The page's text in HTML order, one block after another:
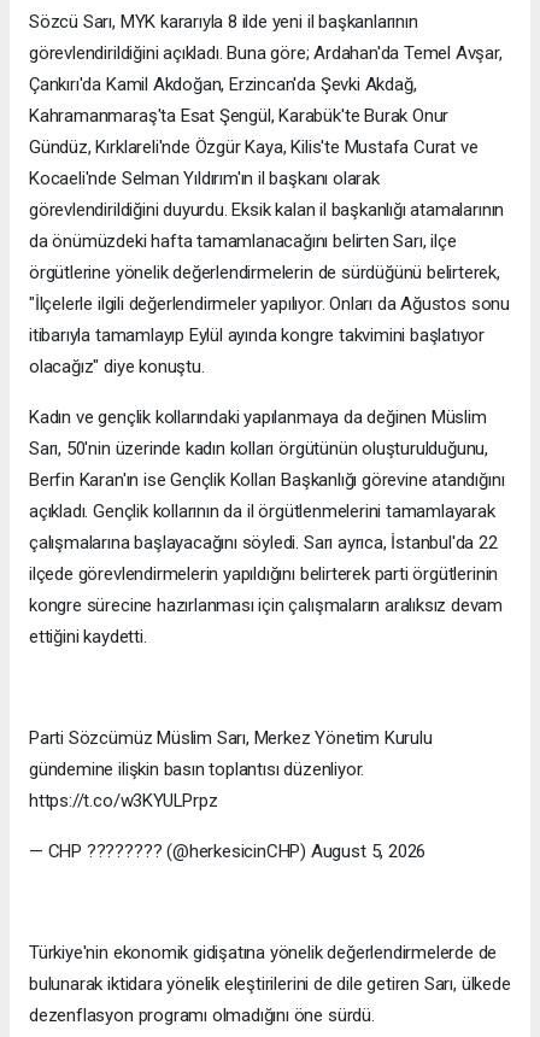
Sözcü Sarı, MYK kararıyla 8 ilde yeni il başkanlarının
görevlendirildiğini açıkladı. Buna göre; Ardahan'da Temel Avşar,
Çankırı'da Kamil Akdoğan, Erzincan'da Şevki Akdağ,
Kahramanmaraş'ta Esat Şengül, Karabük'te Burak Onur
Gündüz, Kırklareli'nde Özgür Kaya, Kilis'te Mustafa Curat ve
Kocaeli'nde Selman Yıldırım'ın il başkanı olarak
görevlendirildiğini duyurdu. Eksik kalan il başkanlığı atamalarının
da önümüzdeki hafta tamamlanacağını belirten Sarı, ilçe
örgütlerine yönelik değerlendirmelerin de sürdüğünü belirterek,
"İlçelerle ilgili değerlendirmeler yapılıyor. Onları da Ağustos sonu
itibarıyla tamamlayıp Eylül ayında kongre takvimini başlatıyor
olacağız" diye konuştu.
Kadın ve gençlik kollarındaki yapılanmaya da değinen Müslim
Sarı, 50'nin üzerinde kadın kolları örgütünün oluşturulduğunu,
Berfin Karan'ın ise Gençlik Kolları Başkanlığı görevine atandığını
açıkladı. Gençlik kollarının da il örgütlenmelerini tamamlayarak
çalışmalarına başlayacağını söyledi. Sarı ayrıca, İstanbul'da 22
ilçede görevlendirmelerin yapıldığını belirterek parti örgütlerinin
kongre sürecine hazırlanması için çalışmaların aralıksız devam
ettiğini kaydetti.
Parti Sözcümüz Müslim Sarı, Merkez Yönetim Kurulu
gündemine ilişkin basın toplantısı düzenliyor.
https://t.co/w3KYULPrpz
— CHP ???????? (@herkesicinCHP) August 5, 2026
Türkiye'nin ekonomik gidişatına yönelik değerlendirmelerde de
bulunarak iktidara yönelik eleştirilerini de dile getiren Sarı, ülkede
dezenflasyon programı olmadığını öne sürdü.